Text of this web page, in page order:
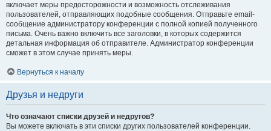
включает меры предосторожности и возможность отслеживания
пользователей, отправляющих подобные сообщения. Отправьте email-
сообщение администратору конференции с полной копией полученного
письма. Очень важно включить все заголовки, в которых содержится
детальная информация об отправителе. Администратор конференции
сможет в этом случае принять меры.
Вернуться к началу
Друзья и недруги
Что означают списки друзей и недругов?
Вы можете включать в эти списки других пользователей конференции.